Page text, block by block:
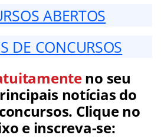
ABERTOS
DE CONCURSOS
no seu
notícias do
Clique no
e inscreva-se: